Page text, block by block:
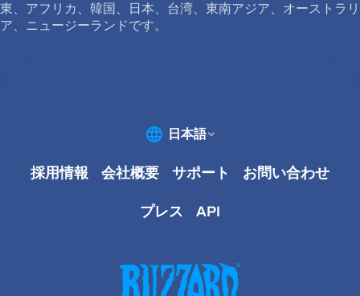
東、アフリカ、韓国、日本、台湾、東南アジア、オーストラリ
ア、ニュージーランドです。